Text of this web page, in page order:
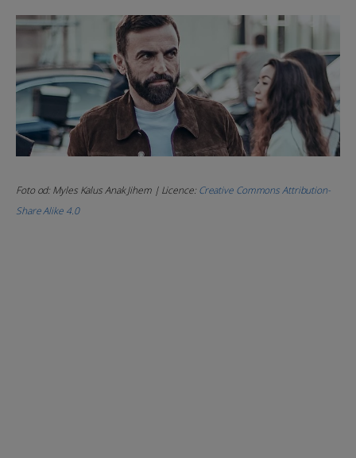
Foto od: Myles Kalus Anak Jihem | Licence:Creative Commons Attribution-
Share Alike 4.0